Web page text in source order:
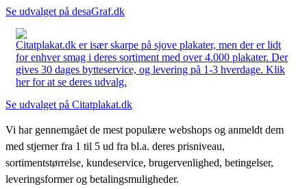
Se udvalget på desaGraf.dk
Citatplakat.dk er især skarpe på sjove plakater, men der er lidt
for enhver smag i deres sortiment med over 4.000 plakater. Der
gives 30 dages bytteservice, og levering på 1-3 hverdage. Klik
her for at se deres udvalg.
Se udvalget på Citatplakat.dk
Vi har gennemgået de mest populære webshops og anmeldt dem
med stjerner fra 1 til 5 ud fra bl.a. deres prisniveau,
sortimentstørrelse, kundeservice, brugervenlighed, betingelser,
leveringsformer og betalingsmuligheder.